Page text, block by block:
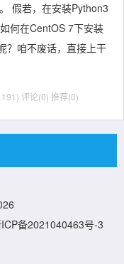
假若，在安装Python3
何在CentOS 7下安装
？咱不废话，直接上干
评论(0) 推荐(0)
备2021040463号-3